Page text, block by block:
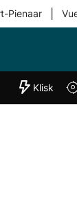
Pienaar
"Helmuga"
Klisk